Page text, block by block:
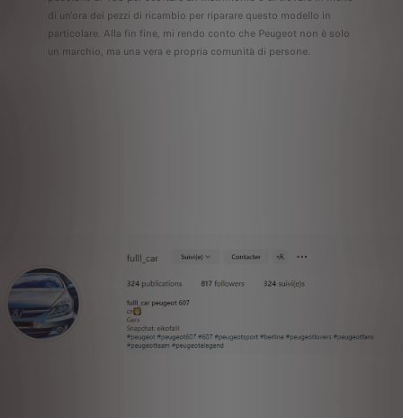
di un'ora dei pezzi di ricambio per riparare questo modello in
particolare. Alla fin fine, mi rendo conto che Peugeot non è solo
un marchio, ma una vera e propria comunità di persone.